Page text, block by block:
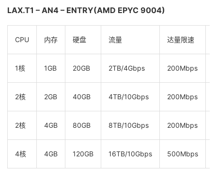
LAX.T1 – AN4 – ENTRY(AMD EPYC 9004)
CPU 内存 硬盘 流量 达量限速
1核 1GB 20GB 2TB/4Gbps 200Mbps
2核 2GB 40GB 4TB/10Gbps 200Mbps
2核 4GB 80GB 8TB/10Gbps 200Mbps
4核 4GB 120GB 16TB/10Gbps 500Mbps